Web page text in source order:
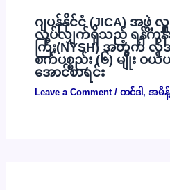
ဂျပန်နိုင်ငံ (JICA) အဖွဲ့
လုပ်လျှက်ရှိသည့် ရန်ကု
ကြီး(NYSH) အတွက်
စက်ပစ္စည်း (၆) မျိုး ဝယ်
အောင်စာရင်း
Leave a Comment / တင်ဒါ , အမိန့်